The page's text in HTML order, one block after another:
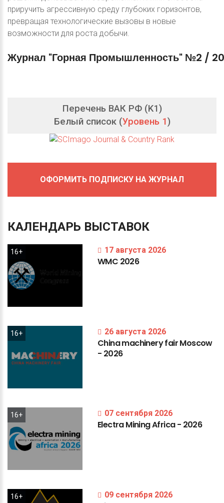
приручить агрессивную среду глубоких горизонтов,
превращая технологические вызовы в новые
возможности для роста добычи.
Журнал "Горная Промышленность" №2 /
Перечень ВАК РФ (K1)
Белый список (Уровень 1)
ОФОРМИТЬ ПОДПИСКУ НА ЖУРНАЛ
КАЛЕНДАРЬ ВЫСТАВОК
16+ 17 августа 2026
WMC 2026
16+ 26 августа 2026
ChinamachineryfairMoscow
- 2026
16+ 07 сентября 2026
ElectraMiningAfrica- 2026
16+ 09 сентября 2026